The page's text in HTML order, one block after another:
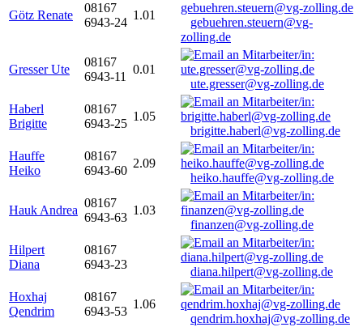
Götz Renate
08167
6943-24
1.01
gebuehren.steuern@vg-
zolling.de
Gresser Ute
08167
6943-11
0.01
ute.gresser@vg-zolling.de
Haberl
Brigitte
08167
6943-25
1.05
brigitte.haberl@vg-zolling.de
Hauffe
Heiko
08167
6943-60
2.09
heiko.hauffe@vg-zolling.de
Hauk Andrea
08167
6943-63
1.03
finanzen@vg-zolling.de
Hilpert
Diana
08167
6943-23
diana.hilpert@vg-zolling.de
Hoxhaj
Qendrim
08167
6943-53
1.06
qendrim.hoxhaj@vg-zolling.de